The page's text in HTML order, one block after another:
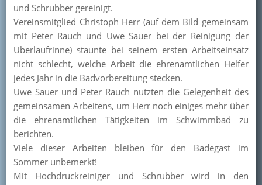
Mitglied werden
und Schrubber gereinigt.
Vereinsmitglied Christoph Herr (auf dem Bild gemeinsam
mit Peter Rauch und Uwe Sauer bei der Reinigung der
Überlaufrinne) staunte bei seinem ersten Arbeitseinsatz
nicht schlecht, welche Arbeit die ehrenamtlichen Helfer
jedes Jahr in die Badvorbereitung stecken.
Uwe Sauer und Peter Rauch nutzten die Gelegenheit des
gemeinsamen Arbeitens, um Herr noch einiges mehr über
die ehrenamtlichen Tätigkeiten im Schwimmbad zu
berichten.
Viele dieser Arbeiten bleiben für den Badegast im
Sommer unbemerkt!
Mit Hochdruckreiniger und Schrubber wird in den